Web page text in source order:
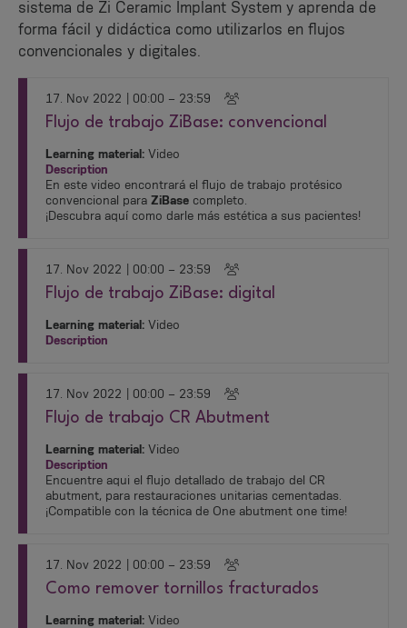
sistema de Zi Ceramic Implant System y aprenda de
forma fácil y didáctica como utilizarlos en flujos
convencionales y digitales.
17. Nov 2022 | 00:00 – 23:59
Flujo de trabajo ZiBase: convencional
Learning material: Video
Description
En este video encontrará el flujo de trabajo protésico
convencional para ZiBase completo.
¡Descubra aquí como darle más estética a sus pacientes!
17. Nov 2022 | 00:00 – 23:59
Flujo de trabajo ZiBase: digital
Learning material: Video
Description
17. Nov 2022 | 00:00 – 23:59
Flujo de trabajo CR Abutment
Learning material: Video
Description
Encuentre aqui el flujo detallado de trabajo del CR
abutment, para restauraciones unitarias cementadas.
¡Compatible con la técnica de One abutment one time!
17. Nov 2022 | 00:00 – 23:59
Como remover tornillos fracturados
Learning material: Video